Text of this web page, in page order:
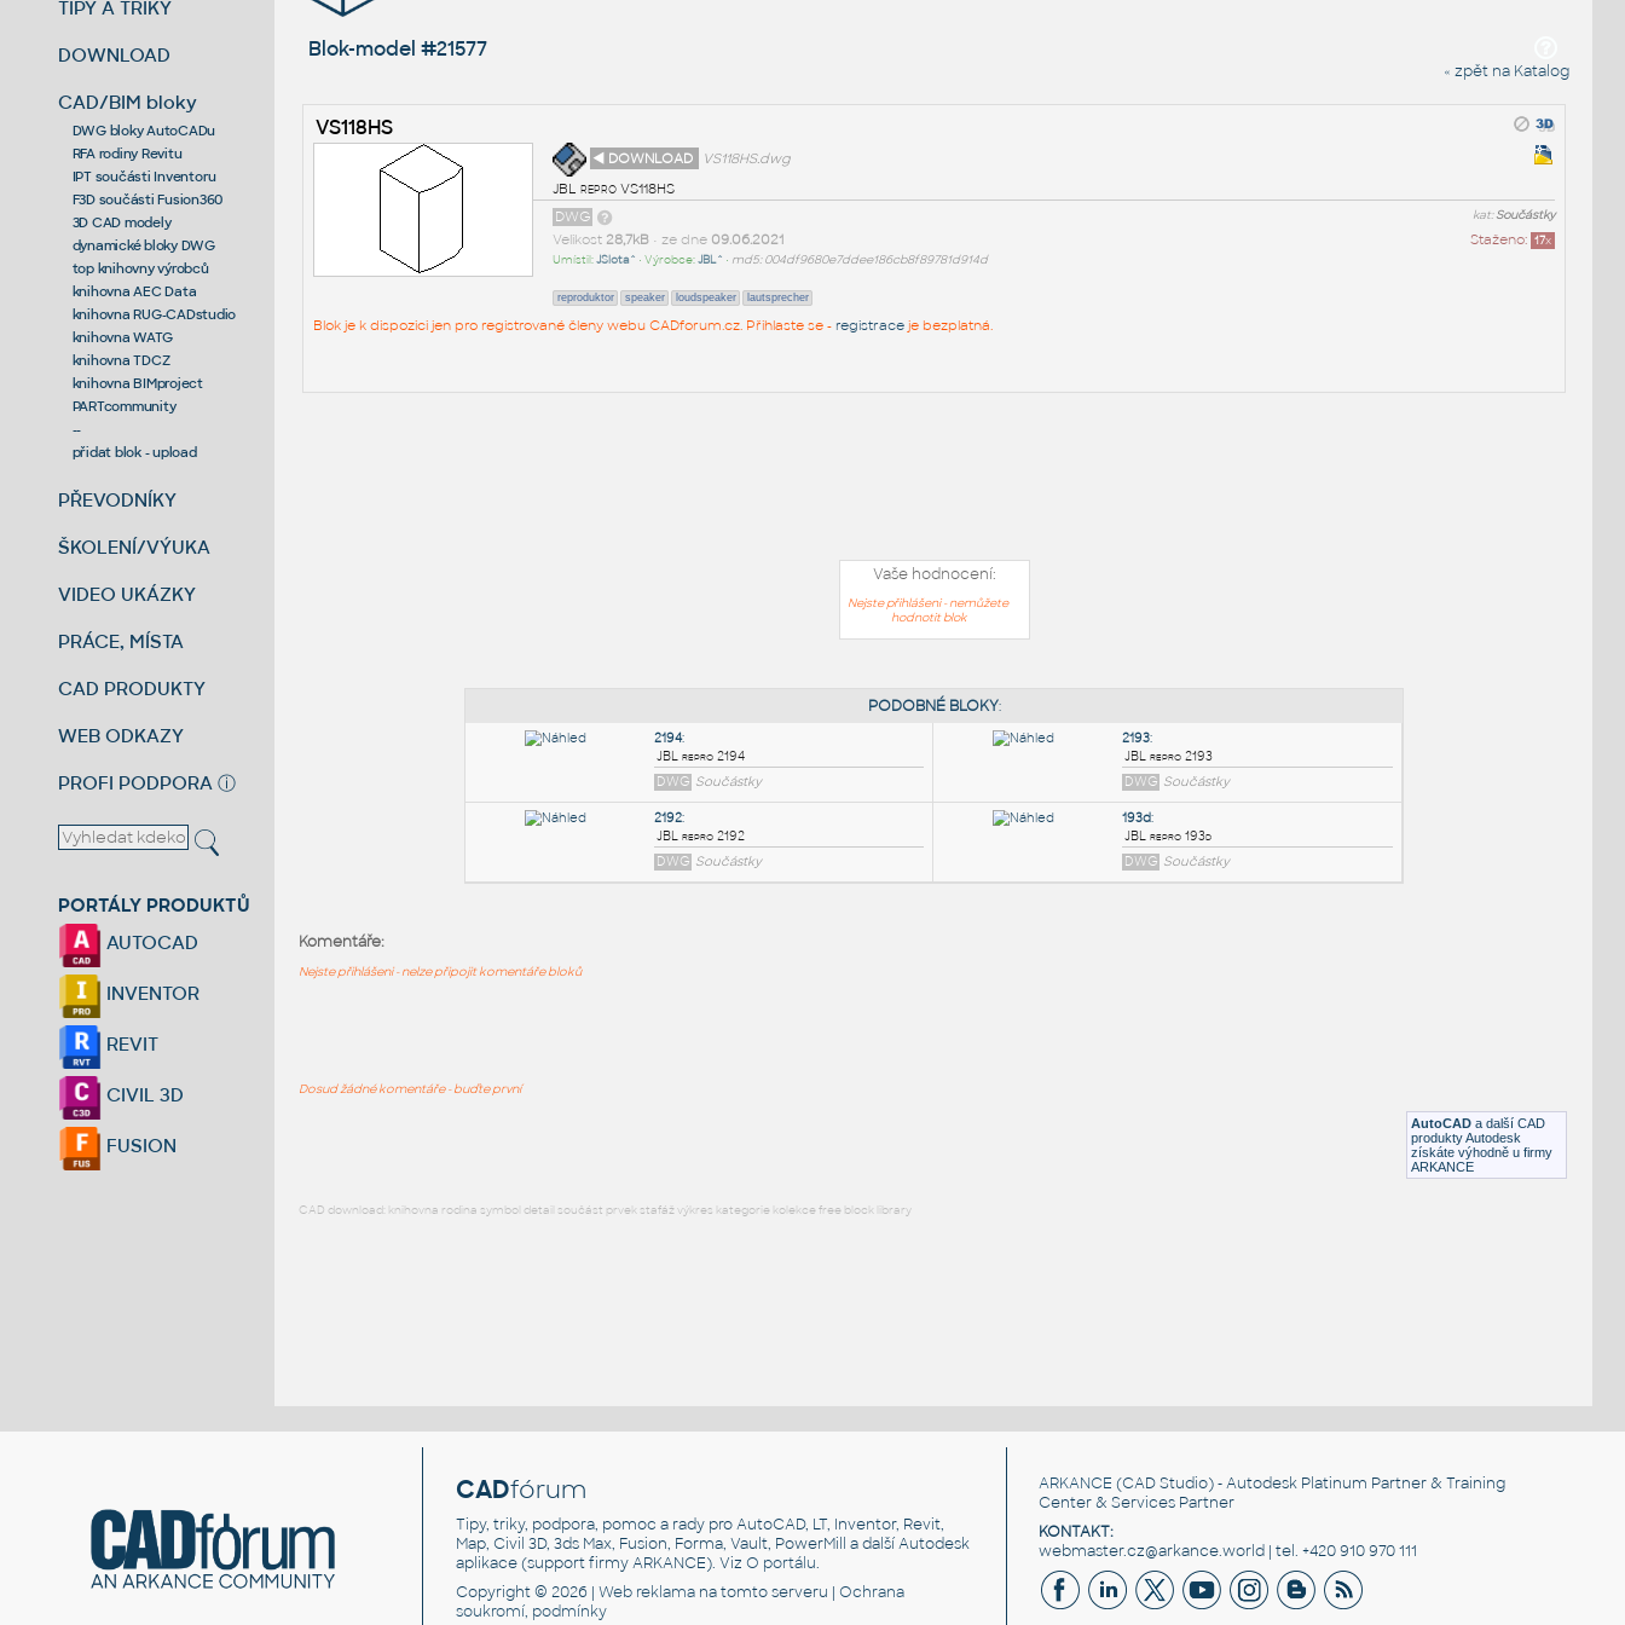
TIPY A TRIKY
DOWNLOAD
CAD/BIM bloky
DWG bloky AutoCADu
RFA rodiny Revitu
IPT součásti Inventoru
F3D součásti Fusion360
3D CAD modely
dynamické bloky DWG
top knihovny výrobců
knihovna AEC Data
knihovna RUG-CADstudio
knihovna WATG
knihovna TDCZ
knihovna BIMproject
PARTcommunity
--
přidat blok - upload
PŘEVODNÍKY
ŠKOLENÍ/VÝUKA
VIDEO UKÁZKY
PRÁCE, MÍSTA
CAD PRODUKTY
WEB ODKAZY
PROFI PODPORA ⓘ
PORTÁLY PRODUKTŮ
AUTOCAD
INVENTOR
REVIT
CIVIL 3D
FUSION
Blok-model #21577
« zpět na Katalog
VS118HS
◄ DOWNLOAD
VS118HS.dwg
JBL repro VS118HS
kat:Součástky
DWG
Staženo: 17x
Velikost 28,7kB• ze dne 09.06.2021
Umístil:JSlota^ • Výrobce:JBL^ • md5: 004df9680e7ddee186cb8f89781d914d
reproduktor speaker loudspeaker lautsprecher
Blok je k dispozici jen pro registrované členy webu CADforum.cz. Přihlaste se - registraceje bezplatná.
Vaše hodnocení:
Nejste přihlášeni - nemůžete
hodnotit blok
Součástky
AutoCAD a další CAD
produkty Autodesk
získáte výhodně u firmy
ARKANCE
Komentáře:
Nejste přihlášeni - nelze připojit komentáře bloků
Dosud žádné komentáře - buďte první
CAD download: knihovna rodina symbol detail součást prvek stafáž výkres kategorie kolekce free block library
CADfórum
Tipy, triky, podpora, pomoc a rady pro AutoCAD, LT, Inventor, Revit,
Map, Civil 3D, 3ds Max, Fusion, Forma, Vault, PowerMill a další Autodesk
aplikace (support firmy ARKANCE). VizO portálu.
Copyright © 2026 |Web reklama na tomto serveru |Ochrana
soukromí, podmínky
ARKANCE (CAD Studio) - Autodesk Platinum Partner & Training
Center & Services Partner
KONTAKT:
webmaster.cz@arkance.world | tel. +420 910 970 111